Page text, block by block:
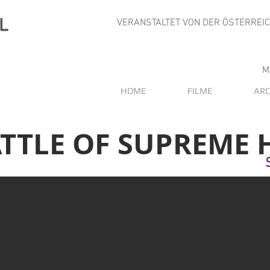
VERANSTALTET VON DER
HOME FILME
OF SUPREME